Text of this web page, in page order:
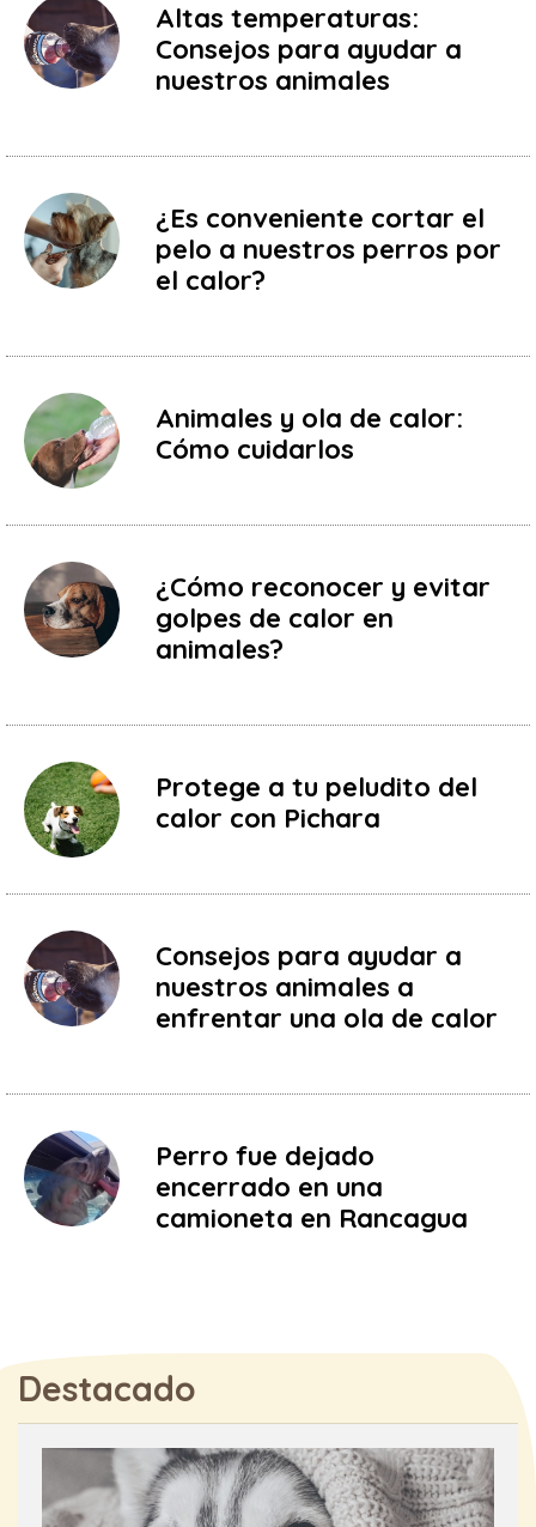
Altas temperaturas:
Consejos para ayudar a
nuestros animales
¿Es conveniente cortar el
pelo a nuestros perros por
el calor?
Animales y ola de calor:
Cómo cuidarlos
¿Cómo reconocer y evitar
golpes de calor en
animales?
Protege a tu peludito del
calor con Pichara
Consejos para ayudar a
nuestros animales a
enfrentar una ola de calor
Perro fue dejado
encerrado en una
camioneta en Rancagua
Destacado